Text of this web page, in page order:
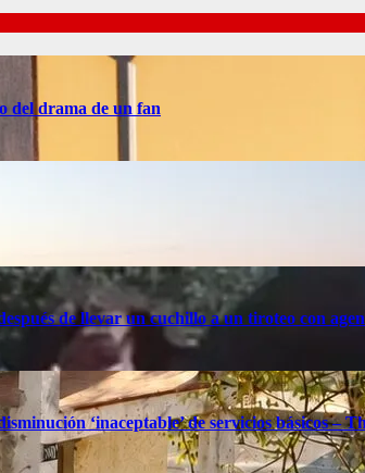
del drama de un fan
de llevar un cuchillo a un tiroteo con
‘inaceptable’ de servicios básicos –